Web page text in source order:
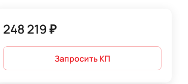
248 219 ₽
Запросить КП